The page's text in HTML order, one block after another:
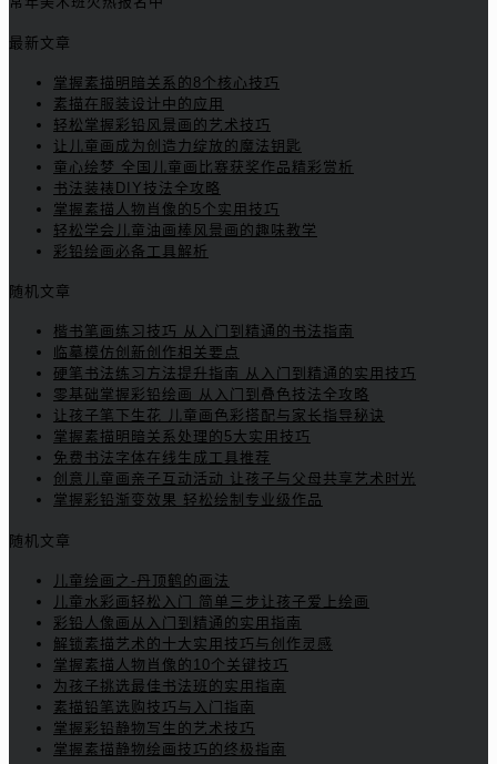
最新文章
掌握素描明暗关系的8个核心技巧
素描在服装设计中的应用
轻松掌握彩铅风景画的艺术技巧
让儿童画成为创造力绽放的魔法钥匙
童心绘梦 全国儿童画比赛获奖作品精彩赏析
书法装裱DIY技法全攻略
掌握素描人物肖像的5个实用技巧
轻松学会儿童油画棒风景画的趣味教学
彩铅绘画必备工具解析
随机文章
楷书笔画练习技巧 从入门到精通的书法指南
临摹模仿创新创作相关要点
硬笔书法练习方法提升指南 从入门到精通的实用技巧
零基础掌握彩铅绘画 从入门到叠色技法全攻略
让孩子笔下生花 儿童画色彩搭配与家长指导秘诀
掌握素描明暗关系处理的5大实用技巧
免费书法字体在线生成工具推荐
创意儿童画亲子互动活动 让孩子与父母共享艺术时光
掌握彩铅渐变效果 轻松绘制专业级作品
随机文章
儿童绘画之-丹顶鹤的画法
儿童水彩画轻松入门 简单三步让孩子爱上绘画
彩铅人像画从入门到精通的实用指南
解锁素描艺术的十大实用技巧与创作灵感
掌握素描人物肖像的10个关键技巧
为孩子挑选最佳书法班的实用指南
素描铅笔选购技巧与入门指南
掌握彩铅静物写生的艺术技巧
掌握素描静物绘画技巧的终极指南